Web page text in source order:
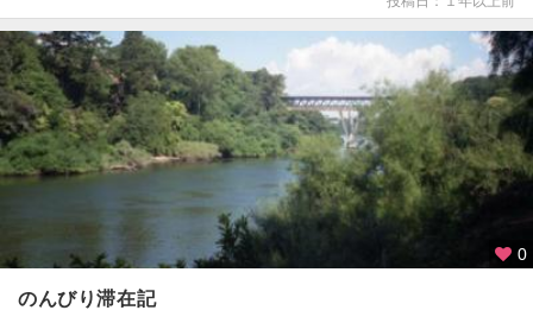
0
のんびり滞在記